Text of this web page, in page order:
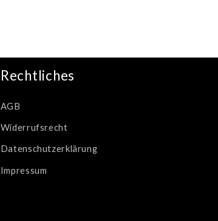
Rechtliches
AGB
Widerrufsrecht
Datenschutzerklärung
Impressum